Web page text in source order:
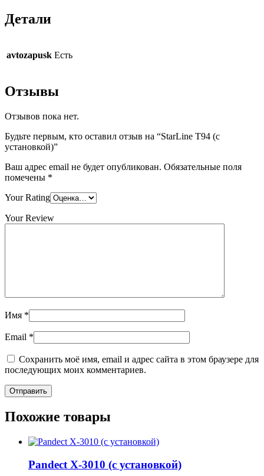
Детали
avtozapusk Есть
Отзывы
Отзывов пока нет.
Будьте первым, кто оставил отзыв на “StarLine T94 (с
установкой)”
Ваш адрес email не будет опубликован. Обязательные поля
помечены *
Your Rating
Your Review
Имя *
Email *
Сохранить моё имя, email и адрес сайта в этом браузере для
последующих моих комментариев.
Похожие товары
Pandect X-3010 (с установкой)